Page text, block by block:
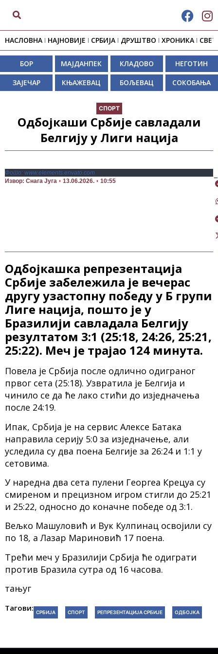
НАСЛОВНА НАЈНОВИЈЕ СРБИЈА ДРУШТВО ХРОНИКА СВЕТ
БОР МАЈДАНПЕК КЛАДОВО НЕГОТИН
ЗАЈЕЧАР КЊАЖЕВАЦ БОЉЕВАЦ СОКОБАЊА
СПОРТ
Одбојкаши Србије савладали
Белгију у Лиги нација
Фото: www.elements.envato.com
Извор: Снага Југа
13.06.2026. 10:55
Одбојкашка репрезентација
Србије забележила је вечерас
другу узастопну победу у Б групи
Лиге нација, пошто је у
Бразилији савладала Белгију
резултатом 3:1 (25:18, 24:26, 25:21,
25:22). Меч је трајао 124 минута.
Повела је Србија после одлично одиграног
првог сета (25:18). Узвратила је Белгија и
чинило се да ће лако стићи до изједначења
после 24:19.
Ипак, Србија је на сервис Алексе Батака
направила серију 5:0 за изједначење, али
уследила су два поена Белгије за 26:24 и 1:1 у
сетовима.
У наредна два сета пулени Георгеа Крецуа су
смиреном и прецизном игром стигли до 25:21
и 25:22, односно до коначне победе од 3:1.
Вељко Машуловић и Вук Кулпинац освојили су
по 18, а Лазар Мариновић 17 поена.
Трећи меч у Бразилији Србија ће одиграти
против Бразила сутра од 16 часова.
тањуг
Тагови: СРБИЈА СПОРТ РЕПРЕЗЕНТАЦИЈА СРБИЈЕ ОДБОЈКА